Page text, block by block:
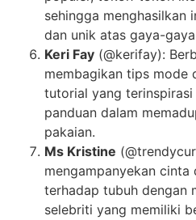
sehingga menghasilkan
dan unik atas gaya-
Keri Fay (@kerifay):
membagikan tips mode
tutorial yang
panduan dalam
pakaian.
Ms Kristine
mengampanyekan
terhadap tubuh dengan
selebriti yang memiliki